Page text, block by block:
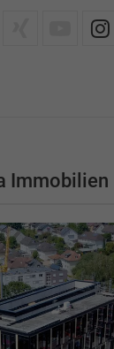
Immobilien